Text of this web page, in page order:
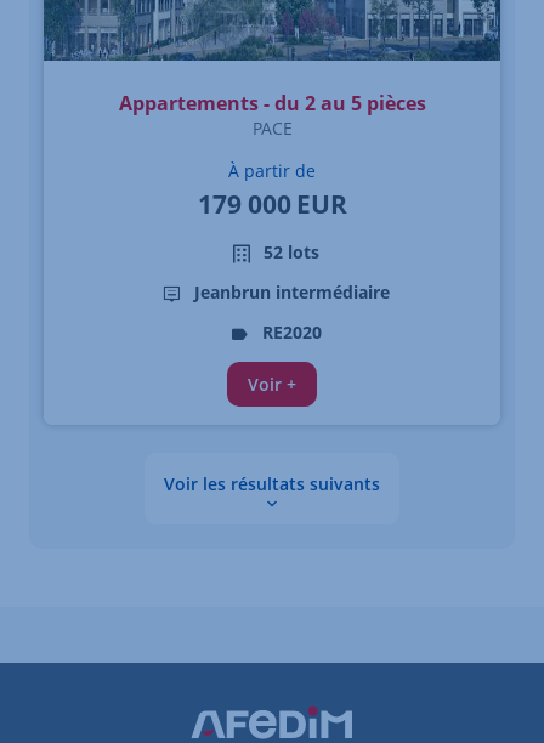
Appartements - du 2 au 5 pièces
PACE
À partir de
179 000 EUR
52 lots
Jeanbrun intermédiaire
RE2020
Voir +
Voir les résultats suivants